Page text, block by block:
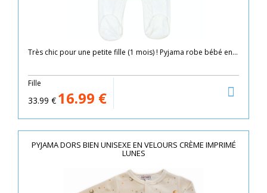
Très chic pour une petite fille (1 mois) ! Pyjama robe bébé en...
Fille
33.99 € 16.99 €
PYJAMA DORS BIEN UNISEXE EN VELOURS CRÈME IMPRIMÉ
LUNES